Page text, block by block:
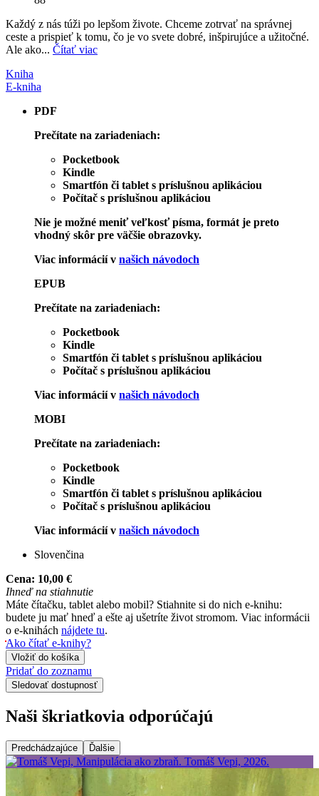
Každý z nás túži po lepšom živote. Chceme zotrvať na správnej
ceste a prispieť k tomu, čo je vo svete dobré, inšpirujúce a užitočné.
Ale ako... Čítať viac
Kniha
E-kniha
PDF
Prečítate na zariadeniach:
Pocketbook
Kindle
Smartfón či tablet s príslušnou aplikáciou
Počítač s príslušnou aplikáciou
Nie je možné meniť veľkosť písma, formát je preto
vhodný skôr pre väčšie obrazovky.
Viac informácií v našich návodoch
EPUB
Prečítate na zariadeniach:
Pocketbook
Kindle
Smartfón či tablet s príslušnou aplikáciou
Počítač s príslušnou aplikáciou
Viac informácií v našich návodoch
MOBI
Prečítate na zariadeniach:
Pocketbook
Kindle
Smartfón či tablet s príslušnou aplikáciou
Počítač s príslušnou aplikáciou
Viac informácií v našich návodoch
Slovenčina
Cena: 10,00 €
Ihneď na stiahnutie
Máte čítačku, tablet alebo mobil? Stiahnite si do nich e-knihu:
budete ju mať hneď a ešte aj ušetríte život stromom. Viac informácii
o e-knihách nájdete tu.
Ako čítať e-knihy?
Vložiť do košíka
Pridať do zoznamu
Sledovať dostupnosť
Naši škriatkovia odporúčajú
Predchádzajúce Ďalšie